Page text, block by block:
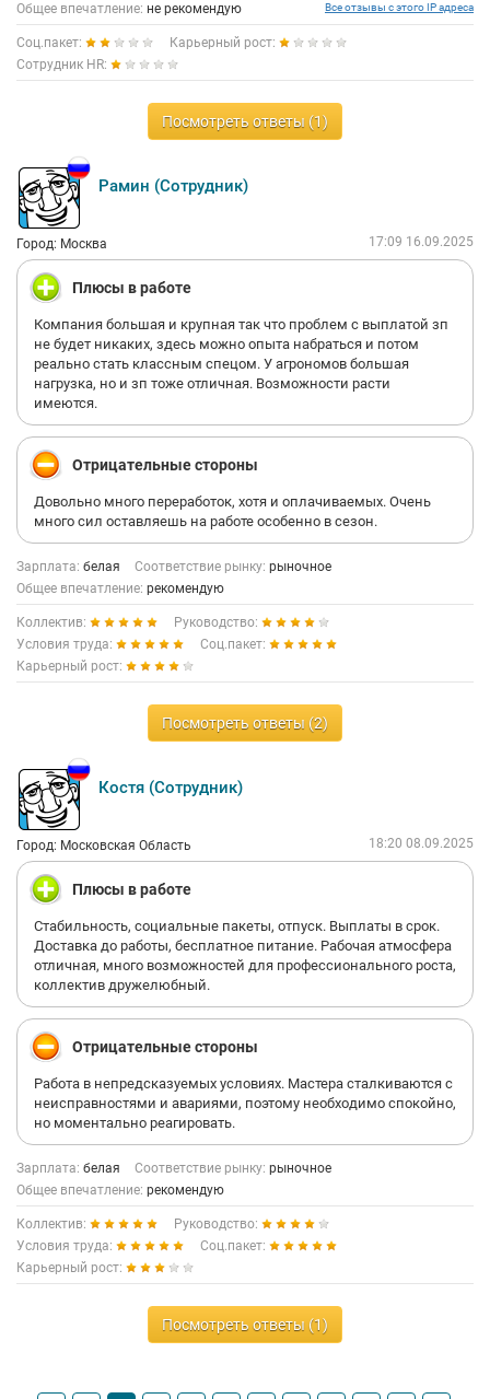
Общее впечатление: не рекомендую Все отзывы с этого IP адреса
Соц.пакет:
Карьерный рост:
Сотрудник HR:
Посмотреть ответы (1)
Рамин (Сотрудник)
Город: Москва 17:09 16.09.2025
Плюсы в работе
Компания большая и крупная так что проблем с выплатой зп
не будет никаких, здесь можно опыта набраться и потом
реально стать классным спецом. У агрономов большая
нагрузка, но и зп тоже отличная. Возможности расти
имеются.
Отрицательные стороны
Довольно много переработок, хотя и оплачиваемых. Очень
много сил оставляешь на работе особенно в сезон.
Зарплата: белая Соответствие рынку: рыночное
Общее впечатление: рекомендую
Коллектив:
Руководство:
Условия труда:
Соц.пакет:
Карьерный рост:
Посмотреть ответы (2)
Костя (Сотрудник)
Город: Московская Область 18:20 08.09.2025
Плюсы в работе
Стабильность, социальные пакеты, отпуск. Выплаты в срок.
Доставка до работы, бесплатное питание. Рабочая атмосфера
отличная, много возможностей для профессионального роста,
коллектив дружелюбный.
Отрицательные стороны
Работа в непредсказуемых условиях. Мастера сталкиваются с
неисправностями и авариями, поэтому необходимо спокойно,
но моментально реагировать.
Зарплата: белая Соответствие рынку: рыночное
Общее впечатление: рекомендую
Коллектив:
Руководство:
Условия труда:
Соц.пакет:
Карьерный рост:
Посмотреть ответы (1)